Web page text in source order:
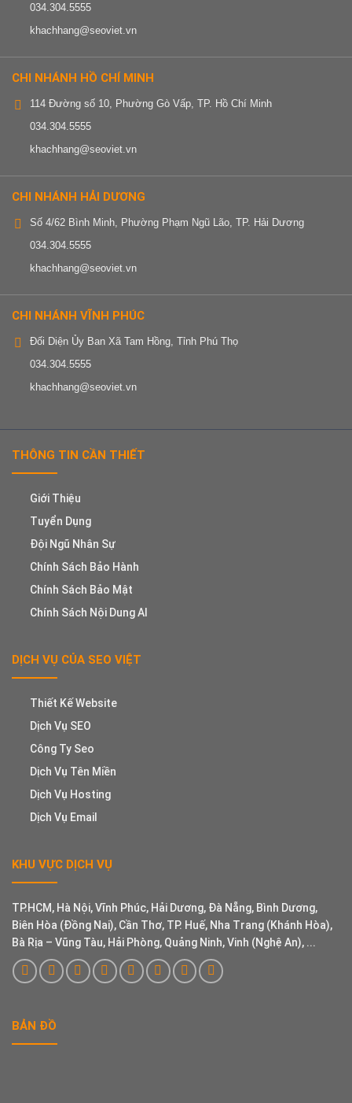
034.304.5555
khachhang@seoviet.vn
CHI NHÁNH HỒ CHÍ MINH
114 Đường số 10, Phường Gò Vấp, TP. Hồ Chí Minh
034.304.5555
khachhang@seoviet.vn
CHI NHÁNH HẢI DƯƠNG
Số 4/62 Bình Minh, Phường Phạm Ngũ Lão, TP. Hải Dương
034.304.5555
khachhang@seoviet.vn
CHI NHÁNH VĨNH PHÚC
Đối Diện Ủy Ban Xã Tam Hồng, Tỉnh Phú Thọ
034.304.5555
khachhang@seoviet.vn
THÔNG TIN CẦN THIẾT
Giới Thiệu
Tuyển Dụng
Đội Ngũ Nhân Sự
Chính Sách Bảo Hành
Chính Sách Bảo Mật
Chính Sách Nội Dung AI
DỊCH VỤ CỦA SEO VIỆT
Thiết Kế Website
Dịch Vụ SEO
Công Ty Seo
Dịch Vụ Tên Miền
Dịch Vụ Hosting
Dịch Vụ Email
KHU VỰC DỊCH VỤ
TP.HCM, Hà Nội, Vĩnh Phúc, Hải Dương, Đà Nẵng, Bình Dương,
Biên Hòa (Đồng Nai), Cần Thơ, TP. Huế, Nha Trang (Khánh Hòa),
Bà Rịa – Vũng Tàu, Hải Phòng, Quảng Ninh, Vinh (Nghệ An), ...
BẢN ĐỒ